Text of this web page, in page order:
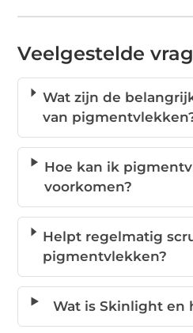
Veelgestelde
Wat zijn de
van
Hoe kan ik
voorkomen?
Helpt regelmatig
pigmentvlekken?
Wat is Skinlight en